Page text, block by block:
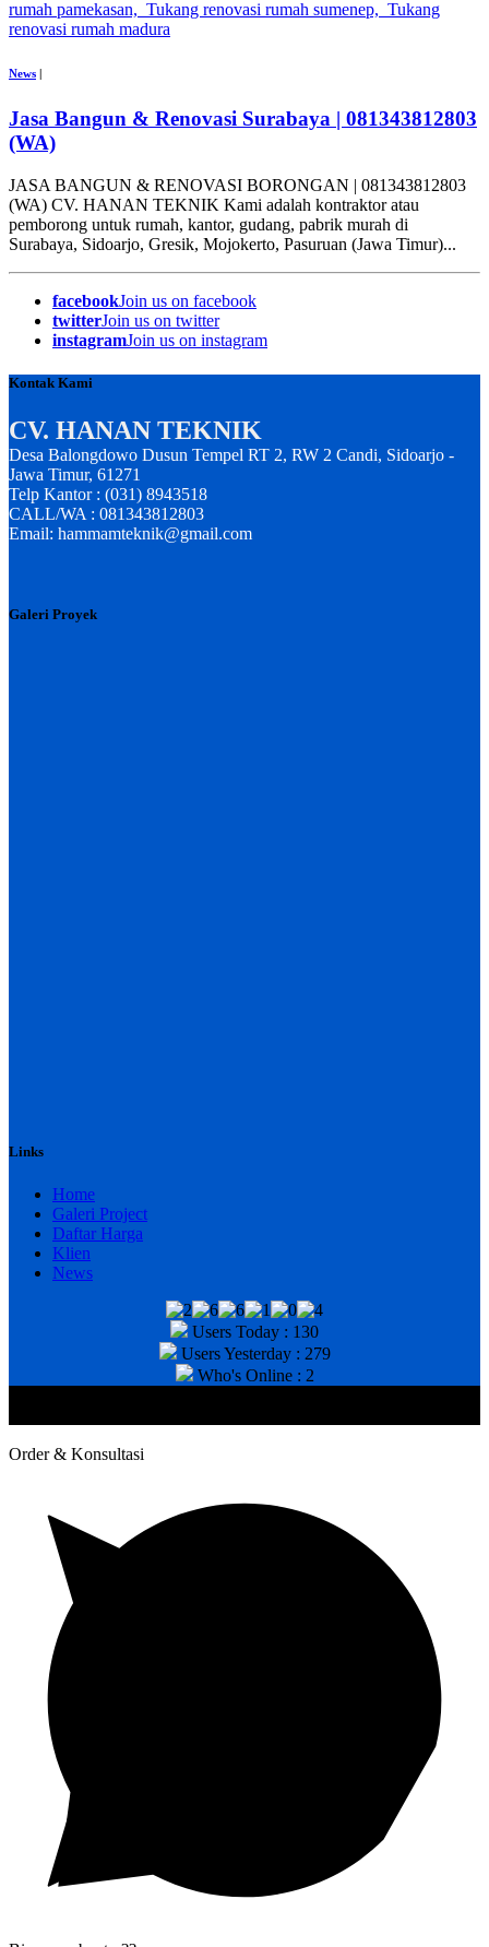
News
Jasa Bangun & Renovasi Surabaya | 081343812803
(WA)
JASA BANGUN & RENOVASI BORONGAN | 081343812803
(WA) CV. HANAN TEKNIK Kami adalah kontraktor atau
pemborong untuk rumah, kantor, gudang, pabrik murah di
Surabaya, Sidoarjo, Gresik, Mojokerto, Pasuruan (Jawa Timur)...
facebookJoin us on facebook
twitterJoin us on twitter
instagramJoin us on instagram
Kontak Kami
CV. HANAN TEKNIK
Desa Balongdowo Dusun Tempel RT 2, RW 2 Candi, Sidoarjo -
Jawa Timur, 61271
Telp Kantor : (031) 8943518
CALL/WA : 081343812803
Email: hammamteknik@gmail.com
Galeri Proyek
Links
Home
Galeri Project
Daftar Harga
Klien
News
Users Today : 130
Users Yesterday : 279
Who's Online : 2
Order & Konsultasi